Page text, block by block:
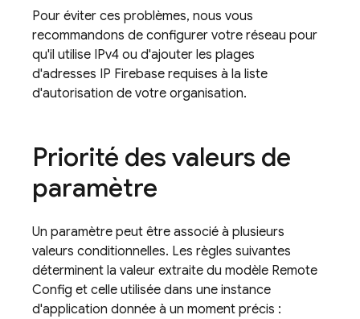
Pour éviter ces problèmes, nous vous
recommandons de configurer votre réseau pour
qu'il utilise IPv4 ou d'ajouter les plages
d'adresses IP Firebase requises à la liste
d'autorisation de votre organisation.
Priorité des valeurs de
paramètre
Un paramètre peut être associé à plusieurs
valeurs conditionnelles. Les règles suivantes
déterminent la valeur extraite du modèle Remote
Config et celle utilisée dans une instance
d'application donnée à un moment précis :